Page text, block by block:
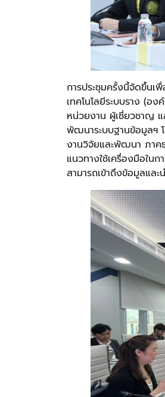
การประชุมครั้งนี้จัดขึ้นเ
เทคโนโลยีระบบราง (อ
หน่วยงาน ผู้เชี่ยวชาญ แ
พัฒนาระบบฐานข้อมูลฯ
งานวิจัยและพัฒนา ภาค
แนวทางใช้เครื่องมือใน
สามารถเข้าถึงข้อมูลและ